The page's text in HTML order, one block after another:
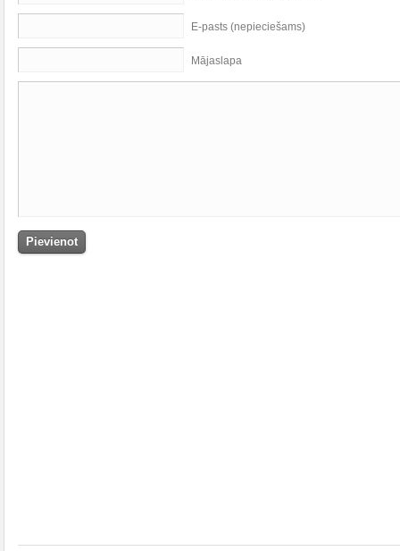
E-pasts (nepieciešams)
Mājaslapa